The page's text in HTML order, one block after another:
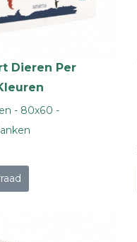
Dieren Per
- 80x60 -